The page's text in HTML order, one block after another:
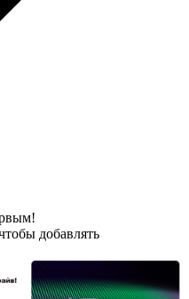
добавлять